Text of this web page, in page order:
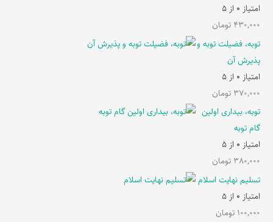
امتیاز 0 از 5
430,000 تومان
توبه، فضیلت توبه و
پذیرش آن
امتیاز 0 از 5
370,000 تومان
توبه، بیداری اولین
گام توبه
امتیاز 0 از 5
380,000 تومان
تسلیم نهایت اسلام
امتیاز 0 از 5
100,000 تومان